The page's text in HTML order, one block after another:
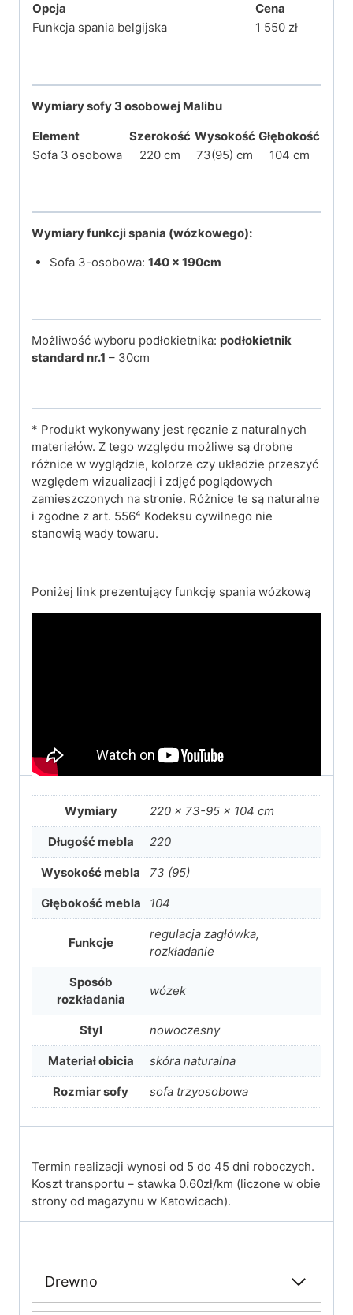
Opcja
Cena
Funkcja spania belgijska
1 550 zł
Wymiary sofy 3 osobowej Malibu
Element
Szerokość Wysokość Głębokość
Sofa 3 osobowa
220 cm 73(95) cm 104 cm
Wymiary funkcji spania (wózkowego):
Sofa 3-osobowa: 140 x 190cm
Możliwość wyboru podłokietnika: podłokietnik
standard nr.1 – 30cm
* Produkt wykonywany jest ręcznie z naturalnych
materiałów. Z tego względu możliwe są drobne
różnice w wyglądzie, kolorze czy układzie przeszyć
względem wizualizacji i zdjęć poglądowych
zamieszczonych na stronie. Różnice te są naturalne
i zgodne z art. 556⁴ Kodeksu cywilnego nie
stanowią wady towaru.
Poniżej link prezentujący funkcję spania wózkową
Wymiary 220 × 73-95 × 104 cm
Długość mebla 220
Wysokość mebla 73 (95)
Głębokość mebla 104
Funkcje
regulacja zagłówka,
rozkładanie
Sposób
rozkładania
wózek
Styl nowoczesny
Materiał obicia skóra naturalna
Rozmiar sofy sofa trzyosobowa
Termin realizacji wynosi od 5 do 45 dni roboczych.
Koszt transportu – stawka 0.60zł/km (liczone w obie
strony od magazynu w Katowicach).
Drewno